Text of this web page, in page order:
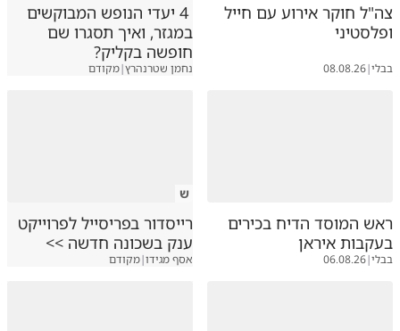
צה"ל חוקר אירוע עם חייל
ופלסטיני
בבלי|
08.08.26
4 יעדי הנופש המבוקשים
במגזר, ואיך תסגרו שם
חופשה בקליק?
נחמן שטרנהרץ|מקודם
ראש המוסד הדיח בכירים
בעקבות איראן
בבלי|
06.08.26
ש
רייסדור בפריסייל לפרוייקט
ענק בשכונה חדשה >>
אסף מגידו|מקודם